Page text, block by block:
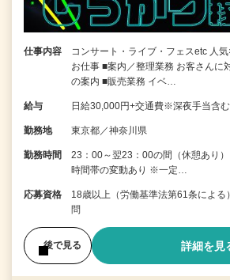
仕事内容
コンサート・ライブ・フェスetc 人
お仕事 ■案内／整理業務 お客さんに
の案内 ■販売業務 イベ…
給与 日給30,000円+交通費※深夜手当含む
勤務地 東京都／神奈川県
勤務時間
23：00～翌23：00の間（休憩あり
時間帯の変動あり ※一定…
応募資格
18歳以上（労働基準法第61条による
問
後で見る 詳細を見